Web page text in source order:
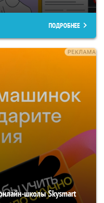
ПОДРОБНЕЕ
школы Skysmart